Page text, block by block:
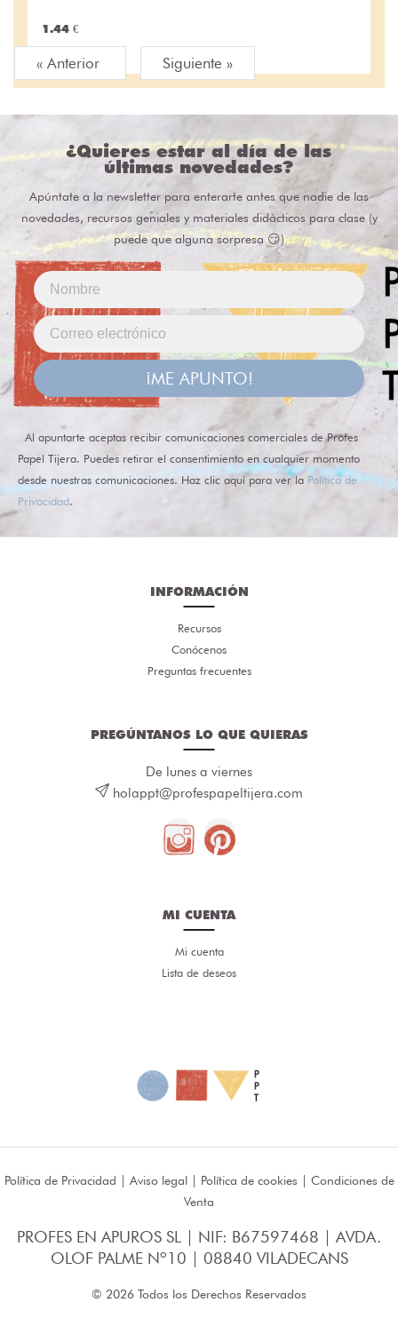
1.44 €
« Anterior Siguiente »
¿Quieres estar al día de las
últimas novedades?
Apúntate a la newsletter para enterarte antes que nadie de las
novedades, recursos geniales y materiales didácticos para clase (y
puede que alguna sorpresa 😏)
¡ME APUNTO!
Al apuntarte aceptas recibir comunicaciones comerciales de Profes
Papel Tijera. Puedes retirar el consentimiento en cualquier momento
desde nuestras comunicaciones. Haz clic aquí para ver la Política de
Privacidad.
INFORMACIÓN
Recursos
Conócenos
Preguntas frecuentes
PREGÚNTANOS LO QUE QUIERAS
De lunes a viernes
holappt@profespapeltijera.com
MI CUENTA
Mi cuenta
Lista de deseos
Política de Privacidad | Aviso legal| Política de cookies | Condiciones de
Venta
PROFES EN APUROS SL | NIF: B67597468 | AVDA.
OLOF PALME Nº10 | 08840 VILADECANS
© 2026 Todos los Derechos Reservados